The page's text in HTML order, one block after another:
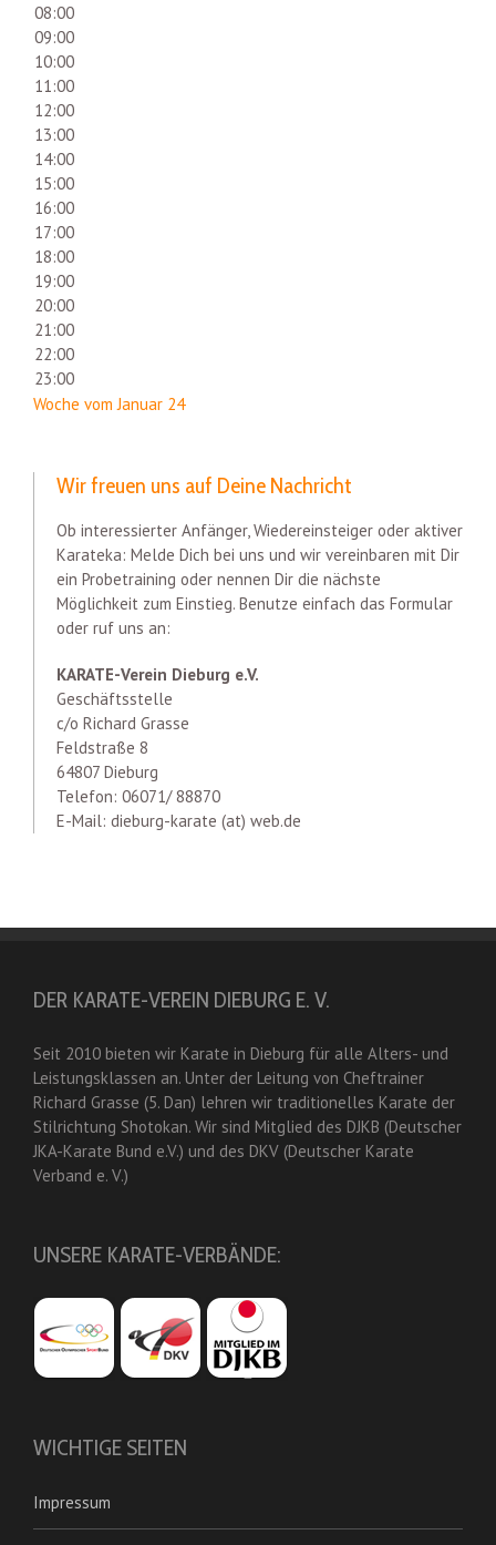
08:00
09:00
10:00
11:00
12:00
13:00
14:00
15:00
16:00
17:00
18:00
19:00
20:00
21:00
22:00
23:00
Woche vom Januar 24
Wir freuen uns auf Deine Nachricht
Ob interessierter Anfänger, Wiedereinsteiger oder aktiver
Karateka: Melde Dich bei uns und wir vereinbaren mit Dir
ein Probetraining oder nennen Dir die nächste
Möglichkeit zum Einstieg. Benutze einfach das Formular
oder ruf uns an:
KARATE-Verein Dieburg e.V.
Geschäftsstelle
c/o Richard Grasse
Feldstraße 8
64807 Dieburg
Telefon: 06071/ 88870
E-Mail: dieburg-karate (at) web.de
DER KARATE-VEREIN DIEBURG E. V.
Seit 2010 bieten wir Karate in Dieburg für alle Alters- und
Leistungsklassen an. Unter der Leitung von Cheftrainer
Richard Grasse (5. Dan) lehren wir traditionelles Karate der
Stilrichtung Shotokan. Wir sind Mitglied des DJKB (Deutscher
JKA-Karate Bund e.V.) und des DKV (Deutscher Karate
Verband e. V.)
UNSERE KARATE-VERBÄNDE:
WICHTIGE SEITEN
Impressum